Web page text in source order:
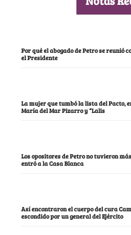
Por qué el abogado de Petro se reunió
el Presidente
La mujer que tumbó la lista del Pacto,
María del Mar Pizarro y “Lalis
Los opositores de Petro no tuvieron
entró a la Casa Blanca
Así encontraron el cuerpo del cura
escondido por un general del Ejército